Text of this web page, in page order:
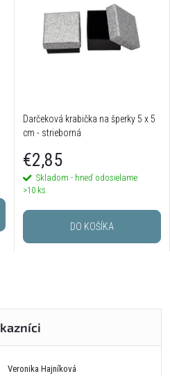
Darčeková krabička na šperky 5 x 5
cm - strieborná
€2,85
Skladom - hneď odosielame
>10 ks
DO KOŠÍKA
Veronika Hajníková